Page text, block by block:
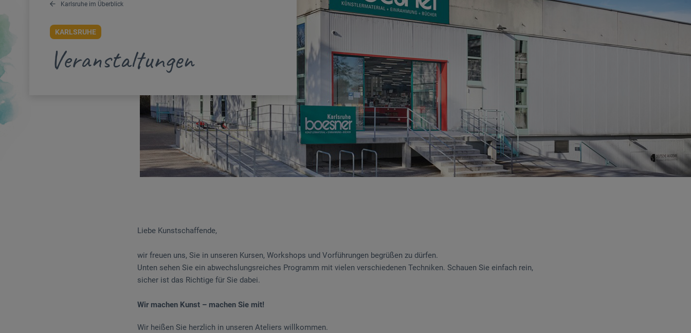
Karlsruhe im Überblick
KARLSRUHE
Veranstaltungen
Liebe Kunstschaffende,
wir freuen uns, Sie in unseren Kursen, Workshops und Vorführungen begrüßen zu dürfen.
Unten sehen Sie ein abwechslungsreiches Programm mit vielen verschiedenen Techniken. Schauen Sie einfach rein,
sicher ist das Richtige für Sie dabei.
Wir machen Kunst – machen Sie mit!
Wir heißen Sie herzlich in unseren Ateliers willkommen.